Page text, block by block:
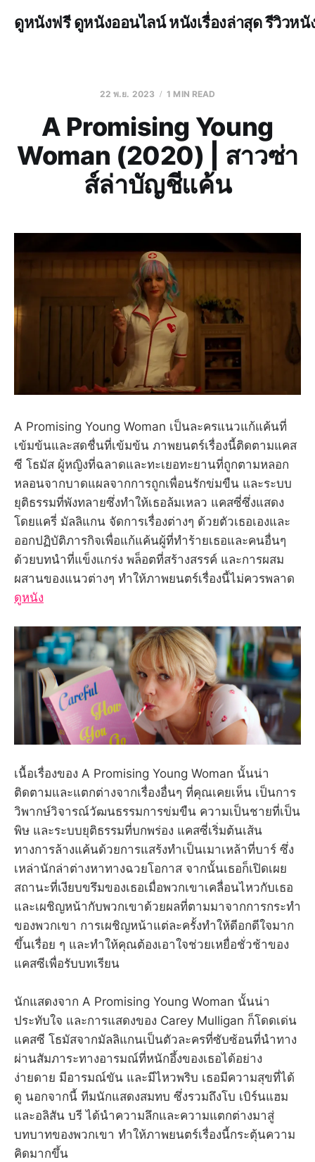
ดูหนังฟรี ดูหนังออนไลน์ หนังเรื่องล่าสุด รีวิวหนั
22 พ.ย. 2023 1 MIN READ
A Promising Young
Woman (2020) | สาวซ่า
ส์ล่าบัญชีแค้น
A Promising Young Woman เป็นละครแนวแก้แค้นที่
เข้มข้นและสดชื่นที่เข้มข้น ภาพยนตร์เรื่องนี้ติดตามแคส
ซี โธมัส ผู้หญิงที่ฉลาดและทะเยอทะยานที่ถูกตามหลอก
หลอนจากบาดแผลจากการถูกเพื่อนรักข่มขืน และระบบ
ยุติธรรมที่พังทลายซึ่งทำให้เธอล้มเหลว แคสซี่ซึ่งแสดง
โดยแครี่ มัลลิแกน จัดการเรื่องต่างๆ ด้วยตัวเธอเองและ
ออกปฏิบัติภารกิจเพื่อแก้แค้นผู้ที่ทำร้ายเธอและคนอื่นๆ
ด้วยบทนำที่แข็งแกร่ง พล็อตที่สร้างสรรค์ และการผสม
ผสานของแนวต่างๆ ทำให้ภาพยนตร์เรื่องนี้ไม่ควรพลาด
ดูหนัง
เนื้อเรื่องของ A Promising Young Woman นั้นน่า
ติดตามและแตกต่างจากเรื่องอื่นๆ ที่คุณเคยเห็น เป็นการ
วิพากษ์วิจารณ์วัฒนธรรมการข่มขืน ความเป็นชายที่เป็น
พิษ และระบบยุติธรรมที่บกพร่อง แคสซี่เริ่มต้นเส้น
ทางการล้างแค้นด้วยการแสร้งทำเป็นเมาเหล้าที่บาร์ ซึ่ง
เหล่านักล่าต่างหาทางฉวยโอกาส จากนั้นเธอก็เปิดเผย
สถานะที่เงียบขรึมของเธอเมื่อพวกเขาเคลื่อนไหวกับเธอ
และเผชิญหน้ากับพวกเขาด้วยผลที่ตามมาจากการกระทำ
ของพวกเขา การเผชิญหน้าแต่ละครั้งทำให้ดีอกดีใจมาก
ขึ้นเรื่อย ๆ และทำให้คุณต้องเอาใจช่วยเหยื่อชั่วช้าของ
แคสซีเพื่อรับบทเรียน
นักแสดงจาก A Promising Young Woman นั้นน่า
ประทับใจ และการแสดงของ Carey Mulligan ก็โดดเด่น
แคสซี โธมัสจากมัลลิแกนเป็นตัวละครที่ซับซ้อนที่นำทาง
ผ่านสัมภาระทางอารมณ์ที่หนักอึ้งของเธอได้อย่าง
ง่ายดาย มีอารมณ์ขัน และมีไหวพริบ เธอมีความสุขที่ได้
ดู นอกจากนี้ ทีมนักแสดงสมทบ ซึ่งรวมถึงโบ เบิร์นแฮม
และอลิสัน บรี ได้นำความลึกและความแตกต่างมาสู่
บทบาทของพวกเขา ทำให้ภาพยนตร์เรื่องนี้กระตุ้นความ
คิดมากขึ้น